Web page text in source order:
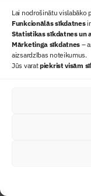
Lai nodrošinātu vislabāko
Funkcionālās sīkdatnesir
Statistikas sīkdatnes un
Mārketinga sīkdatnes –
aizsardzības noteikumus.
Jūs varatpiekrist visām